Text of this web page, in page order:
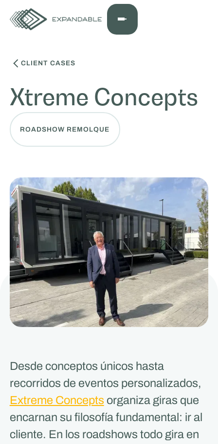
CLIENT CASES
Xtreme Concepts
ROADSHOW REMOLQUE
Desde conceptos únicos hasta
recorridos de eventos personalizados,
Extreme Concepts organiza giras que
encarnan su filosofía fundamental: ir al
cliente. En los roadshows todo gira en